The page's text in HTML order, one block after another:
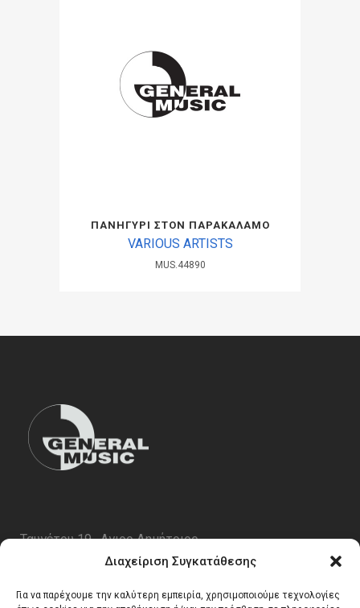
Διαχείριση Συγκατάθεσης
Για να παρέχουμε την καλύτερη εμπειρία, χρησιμοποιούμε τεχνολογίες
ΠΑΝΗΓΥΡΙ ΣΤΟΝ ΠΑΡΑΚΑΛΑΜΟ
VARIOUS ARTISTS
MUS.44890
Ταυγέτου 19 , Αγιος Δημήτριος
email:info@generalmusic.gr